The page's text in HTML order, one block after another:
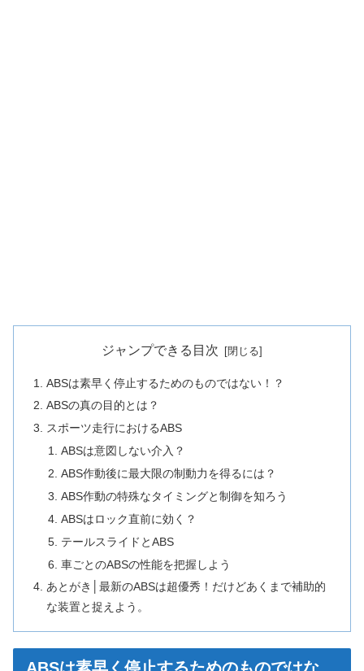
ジャンプできる目次
ABSは素早く停止するためのものではない！？
ABSの真の目的とは？
スポーツ走行におけるABS
ABSは意図しない介入？
ABS作動後に最大限の制動力を得るには？
ABS作動の特殊なタイミングと制御を知ろう
ABSはロック直前に効く？
テールスライドとABS
車ごとのABSの性能を把握しよう
あとがき│最新のABSは超優秀！だけどあくまで補助的
な装置と捉えよう。